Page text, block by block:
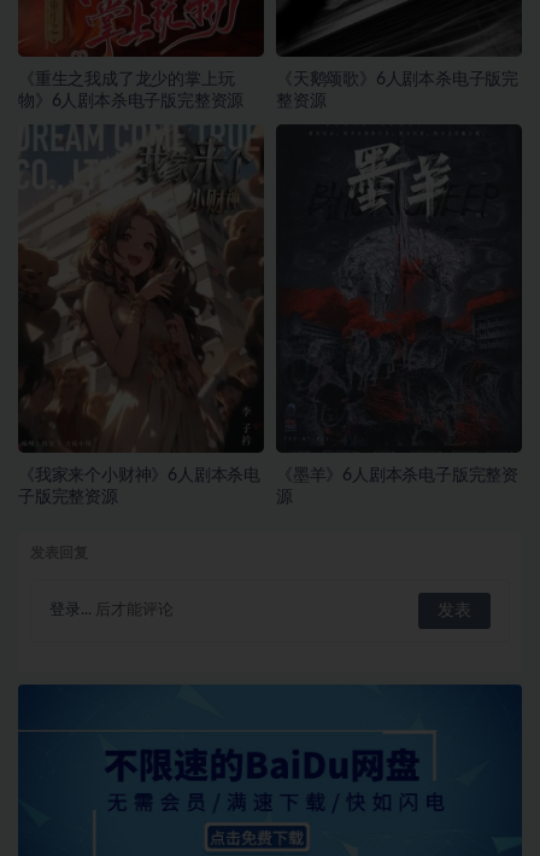
《重生之我成了龙少的掌上玩
物》6人剧本杀电子版完整资源
《天鹅颂歌》6人剧本杀电子版完
整资源
《我家来个小财神》6人剧本杀电
子版完整资源
《墨羊》6人剧本杀电子版完整资
源
登录... 后才能评论